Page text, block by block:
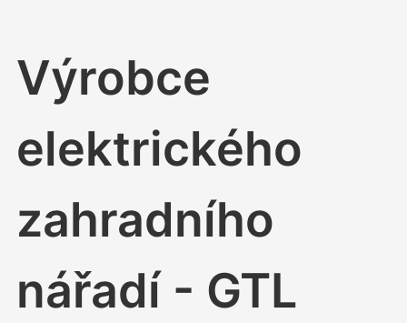
Výrobce
elektrického
zahradního
nářadí - GTL